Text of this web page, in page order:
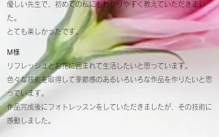
優しい先生で、初めての私にもわかりやすく教えていただきまし
た。
とても楽しかったです。
M様
リフレッシュとお花に囲まれて生活したいと思っています。
色々な技術を取得して季節感のあるいろいろな作品を作りたいと思
っています。
作品完成後にフォトレッスンをしていただきましたが、その技術に
感動しました。